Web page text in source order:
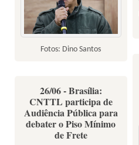
Fotos: Dino Santos
26/06 - Brasília:
CNTTL participa de
Audiência Pública para
debater o Piso Mínimo
de Frete